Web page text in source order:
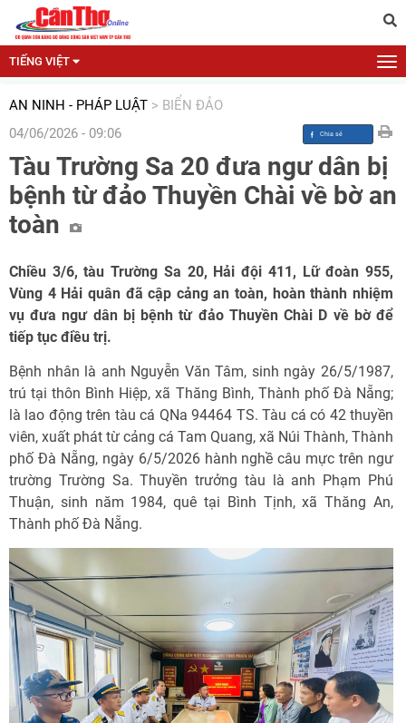
TIẾNG VIỆT
AN NINH - PHÁP LUẬT > BIỂN ĐẢO
04/06/2026 - 09:06
Tàu Trường Sa 20 đưa ngư dân bị
bệnh từ đảo Thuyền Chài về bờ an
toàn
Chiều 3/6, tàu Trường Sa 20, Hải đội 411, Lữ đoàn 955,
Vùng 4 Hải quân đã cập cảng an toàn, hoàn thành nhiệm
vụ đưa ngư dân bị bệnh từ đảo Thuyền Chài D về bờ để
tiếp tục điều trị.
Bệnh nhân là anh Nguyễn Văn Tâm, sinh ngày 26/5/1987,
trú tại thôn Bình Hiệp, xã Thăng Bình, Thành phố Đà Nẵng;
là lao động trên tàu cá QNa 94464 TS. Tàu cá có 42 thuyền
viên, xuất phát từ cảng cá Tam Quang, xã Núi Thành, Thành
phố Đà Nẵng, ngày 6/5/2026 hành nghề câu mực trên ngư
trường Trường Sa. Thuyền trưởng tàu là anh Phạm Phú
Thuận, sinh năm 1984, quê tại Bình Tịnh, xã Thăng An,
Thành phố Đà Nẵng.